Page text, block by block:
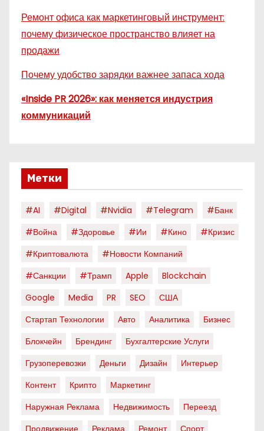
Ремонт офиса как маркетинговый инструмент:
почему физическое пространство влияет на
продажи
Почему удобство зарядки важнее запаса хода
«Inside PR 2026»: как меняется индустрия
коммуникаций
Метки
#AI #digital #nvidia #telegram
#банк
#война
#здоровье #ии #кино
#кризис
#криптовалюта
#новости Компаний
#санкции
#трамп Apple
Blockchain
Google
Media PR SEO
США
Стартап Технологии
Авто Аналитика
Бизнес
Блокчейн
Брендинг
Бухгалтерские Услуги
Грузоперевозки
Деньги Дизайн
Интерьер
Контент
Крипто
Маркетинг
Наружная Реклама
Недвижимость
Переезд
Продвижение
Реклама Ремонт
Спорт